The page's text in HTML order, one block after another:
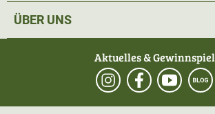
ÜBER UNS
Aktuelles & Gewinnspiel